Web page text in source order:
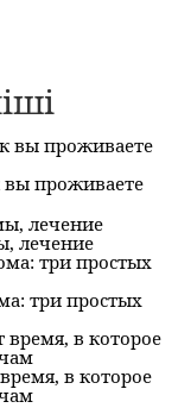
вы проживаете
лечение
три простых
в которое